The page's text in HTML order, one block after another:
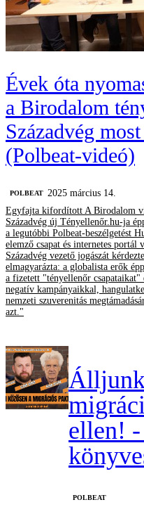
Évek óta
a Birodalom
Századvég
(Polbeat-videó)
‎POLBEAT
2025 március 14.
Egyfajta kifordított A Birodalom
Századvég új Tényellenőr.hu-ja
a legutóbbi Polbeat-beszélgetést
elemző csapat és internetes
Századvég vezető jogászát
elmagyarázta: a globalista erők
a fizetett "tényellenőr
negatív kampányaikkal,
nemzeti szuverenitás
azt."
ellen! -
‎POLBEAT